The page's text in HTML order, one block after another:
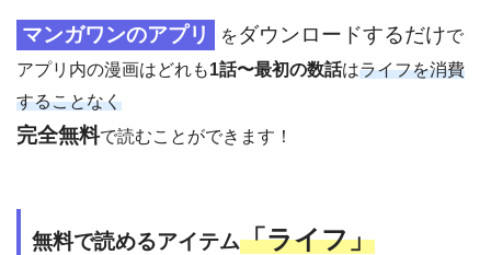
マンガワンのアプリ をダウンロードするだけで
アプリ内の漫画はどれも1話〜最初の数話はライフを消費
することなく
完全無料で読むことができます！
無料で読めるアイテム「ライフ」